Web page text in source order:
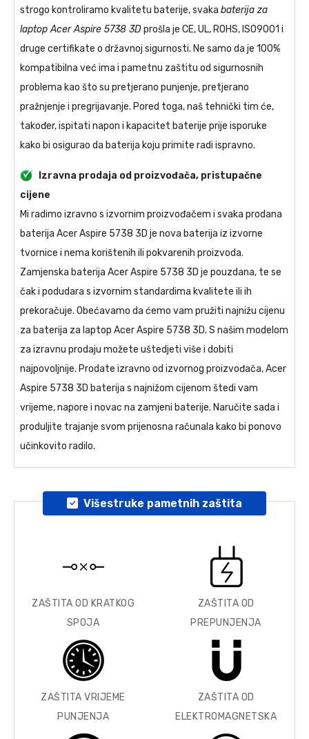
strogo kontroliramo kvalitetu baterije, svaka baterija za
laptop Acer Aspire 5738 3Dprošla je CE, UL, ROHS, ISO9001 i
druge certifikate o državnoj sigurnosti. Ne samo da je 100%
kompatibilna već ima i pametnu zaštitu od sigurnosnih
problema kao što su pretjerano punjenje, pretjerano
pražnjenje i pregrijavanje. Pored toga, naš tehnički tim će,
također, ispitati napon i kapacitet baterije prije isporuke
kako bi osigurao da baterija koju primite radi ispravno.
Izravna prodaja od proizvođača, pristupačne
cijene
Mi radimo izravno s izvornim proizvođačem i svaka prodana
baterija Acer Aspire 5738 3D je nova baterija iz izvorne
tvornice i nema korištenih ili pokvarenih proizvoda.
Zamjenska baterija Acer Aspire 5738 3D je pouzdana, te se
čak i podudara s izvornim standardima kvalitete ili ih
prekoračuje. Obećavamo da ćemo vam pružiti najnižu cijenu
za baterija za laptop Acer Aspire 5738 3D. S našim modelom
za izravnu prodaju možete uštedjeti više i dobiti
najpovoljnije. Prodate izravno od izvornog proizvođača,Acer
Aspire 5738 3D baterija s najnižom cijenom štedi vam
vrijeme, napore i novac na zamjeni baterije. Naručite sada i
produljite trajanje svom prijenosna računala kako bi ponovo
učinkovito radilo.
Višestruke pametnih zaštita
ZAŠTITA OD KRATKOG
SPOJA
ZAŠTITA OD
PREPUNJENJA
ZAŠTITA VRIJEME
PUNJENJA
ZAŠTITA OD
ELEKTROMAGNETSKA